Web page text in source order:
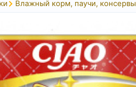
Влажный корм, паучи, консервы